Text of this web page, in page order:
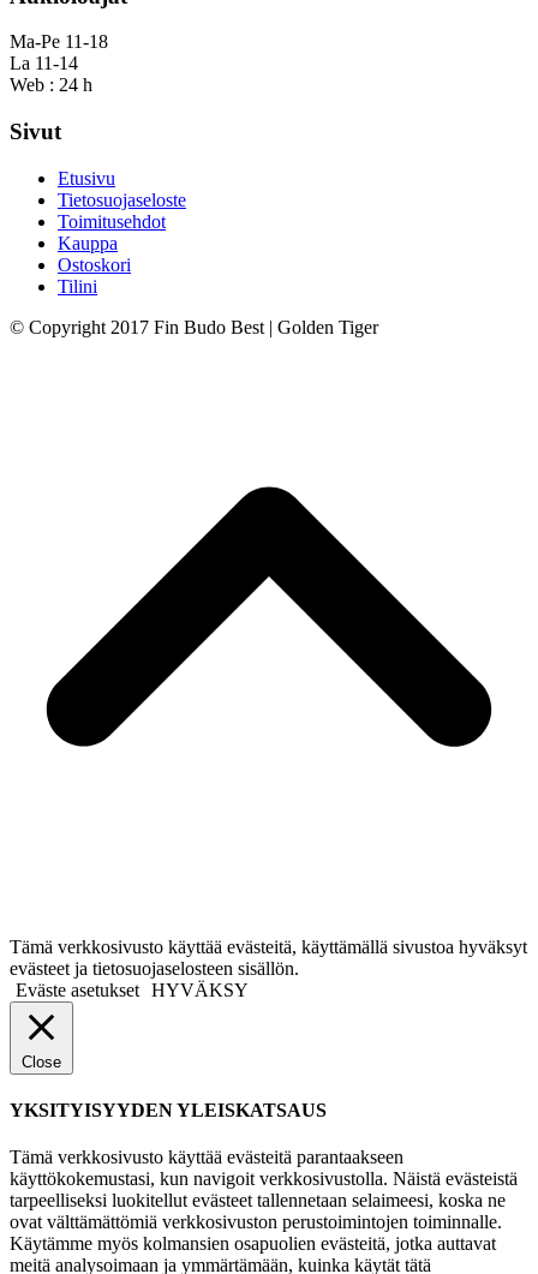
Ma-Pe 11-18
La 11-14
Web : 24 h
Sivut
Etusivu
Tietosuojaseloste
Toimitusehdot
Kauppa
Ostoskori
Tilini
© Copyright 2017 Fin Budo Best | Golden Tiger
Tämä verkkosivusto käyttää evästeitä, käyttämällä sivustoa hyväksyt
evästeet ja tietosuojaselosteen sisällön.
Eväste asetukset HYVÄKSY
Close
YKSITYISYYDEN YLEISKATSAUS
Tämä verkkosivusto käyttää evästeitä parantaakseen
käyttökokemustasi, kun navigoit verkkosivustolla. Näistä evästeistä
tarpeelliseksi luokitellut evästeet tallennetaan selaimeesi, koska ne
ovat välttämättömiä verkkosivuston perustoimintojen toiminnalle.
Käytämme myös kolmansien osapuolien evästeitä, jotka auttavat
meitä analysoimaan ja ymmärtämään, kuinka käytät tätä